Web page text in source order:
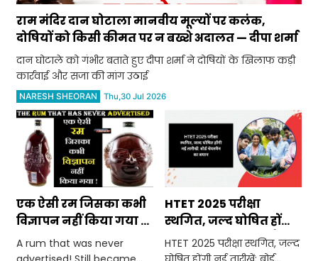
राम मंदिर दान घोटाला मानवीय मूल्यों पर कलंक,
दोषियों को किसी कीमत पर न बख्शे अदालत — दीपा शर्मा
दान घोटाले को गंभीर बताते हुए दीपा शर्मा ने दोषियों के खिलाफ कड़ी
कार्रवाई और सजा की मांग उठाई
NARESH SHEORAN Thu,30 Jul 2026
एक ऐसी रम जिसका कभी
विज्ञापन नहीं किया गया !
फिर भी बनी लोगों की
पहली पसंद !
A rum that was never
HTET 2025 परीक्षा
स्थगित, जल्द घोषित होंगी
नई तारीखें: बोर्ड चेयरमैन
का बयान
HTET 2025 परीक्षा स्थगित, जल्द